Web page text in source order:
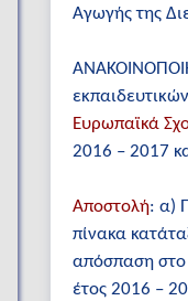
Αγωγής της
Ευρωπαϊκά
2016 – 2017
Αποστολή: α)
πίνακα
απόσπαση στο
έτος 2016 –